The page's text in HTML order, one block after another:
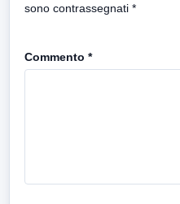
sono contrassegnati *
Commento *